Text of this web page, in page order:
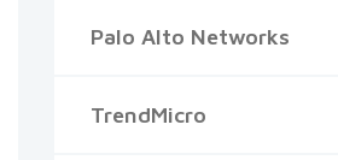
Palo Alto Networks
TrendMicro